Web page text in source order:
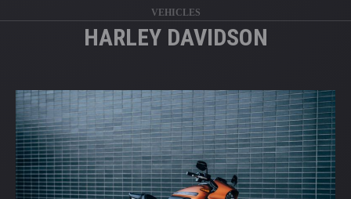
VEHICLES
HARLEY DAVIDSON